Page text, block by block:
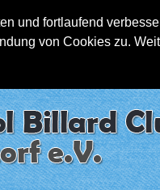
und fortlaufend
von Cookies zu.